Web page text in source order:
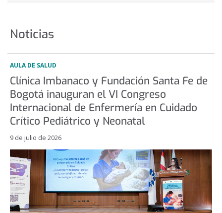
Noticias
AULA DE SALUD
Clínica Imbanaco y Fundación Santa Fe de
Bogotá inauguran el VI Congreso
Internacional de Enfermería en Cuidado
Crítico Pediátrico y Neonatal
9 de julio de 2026